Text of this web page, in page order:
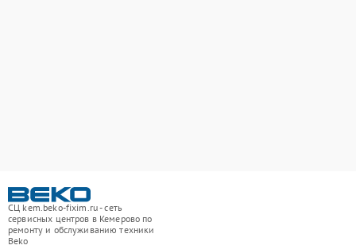
СЦ kem.beko-fixim.ru - сеть
сервисных центров в Кемерово по
ремонту и обслуживанию техники
Beko